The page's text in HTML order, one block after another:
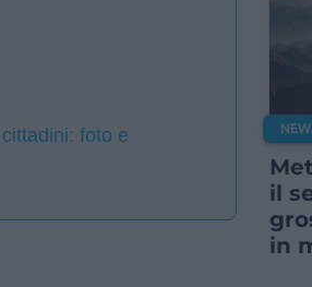
foto e
il
in